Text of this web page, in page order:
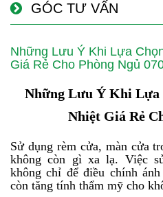
GÓC TƯ VẤN
Những Lưu Ý Khi Lựa
Giá Rẻ Cho Phòng Ngủ
Những Lưu Ý Khi Lựa
Nhiệt Giá Rẻ
Sử dụng rèm cửa, màn cửa
không còn gì xa lạ. Việc
không chỉ để điều chính
còn tăng tính thẩm mỹ cho